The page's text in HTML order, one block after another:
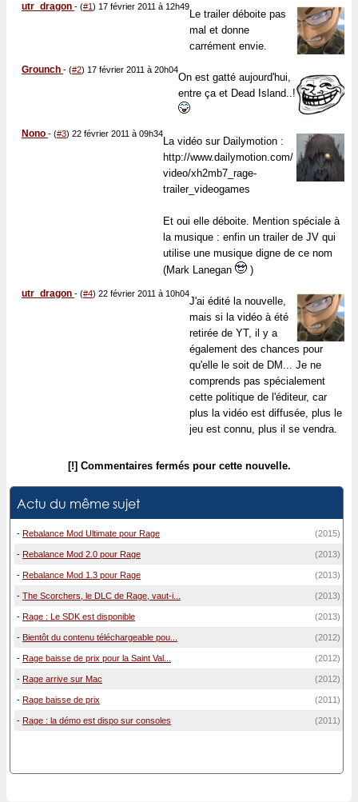
utr_dragon - (#1) 17 février 2011 à 12h49
Le trailer déboite pas
mal et donne
carrément envie.
Grounch - (#2) 17 février 2011 à 20h04
On est gatté aujourd'hui,
entre ça et Dead Island..!
Nono - (#3) 22 février 2011 à 09h34
La vidéo sur Dailymotion :
http://www.dailymotion.com/
video/xh2mb7_rage-
trailer_videogames
Et oui elle déboite. Mention spéciale à
la musique : enfin un trailer de JV qui
utilise une musique digne de ce nom
(Mark Lanegan
)
utr_dragon - (#4) 22 février 2011 à 10h04
J'ai édité la nouvelle,
mais si la vidéo à été
retirée de YT, il y a
également des chances pour
qu'elle le soit de DM... Je ne
comprends pas spécialement
cette politique de l'éditeur, car
plus la vidéo est diffusée, plus le
jeu est connu, plus il se vendra.
[!] Commentaires fermés pour cette nouvelle.
Actu du même sujet
- Rebalance Mod Ultimate pour Rage (2015)
- Rebalance Mod 2.0 pour Rage (2013)
- Rebalance Mod 1.3 pour Rage (2013)
- The Scorchers, le DLC de Rage, vaut-i... (2013)
- Rage : Le SDK est disponible (2013)
- Bientôt du contenu téléchargeable pou... (2012)
- Rage baisse de prix pour la Saint Val... (2012)
- Rage arrive sur Mac (2012)
- Rage baisse de prix (2011)
- Rage : la démo est dispo sur consoles (2011)